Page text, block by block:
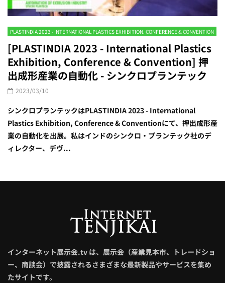
PLASTINDIA 2023 - INTERNATIONAL PLASTICS EXHIBITION. CONFERENCE & CONVENTION
[PLASTINDIA 2023 - International Plastics
Exhibition, Conference & Convention] 押
出成形産業の自動化 - シンクロプランテック
2023/03/10
シンクロプランテックはPLASTINDIA 2023 - International
Plastics Exhibition, Conference & Conventionにて、押出成形産
業の自動化を出展。私はインドのシンクロ・プランテック社のデ
ィレクター、デヴ...
インターネット展示会.tv は、展示会（産業見本市、トレードショ
ー、商談会）で披露されるさまざまな最新製品やサービスを集め
たサイトです。